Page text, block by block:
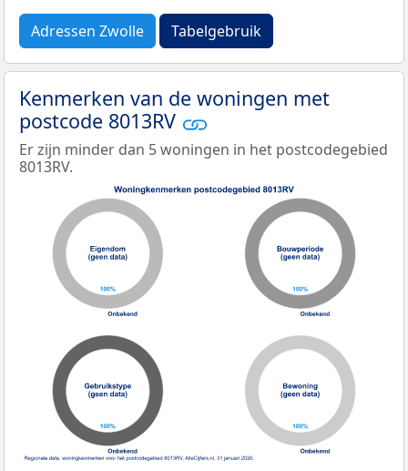
Adressen Zwolle Tabelgebruik
Kenmerken van de woningen met
postcode 8013RV
Er zijn minder dan 5 woningen in het postcodegebied
8013RV.